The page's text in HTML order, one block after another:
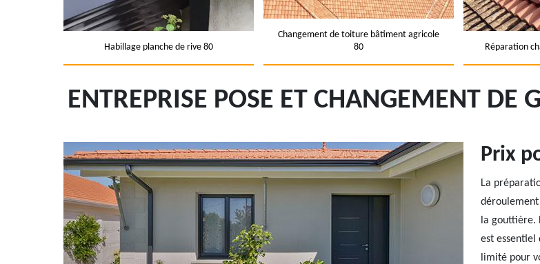
Habillage planche de rive 80
Changement de toiture bâtiment agricole
80
Réparation
ENTREPRISE POSE ET CHANGEMENT DE
Prix
La
déroulement
la gouttière.
est essentiel
limité pour